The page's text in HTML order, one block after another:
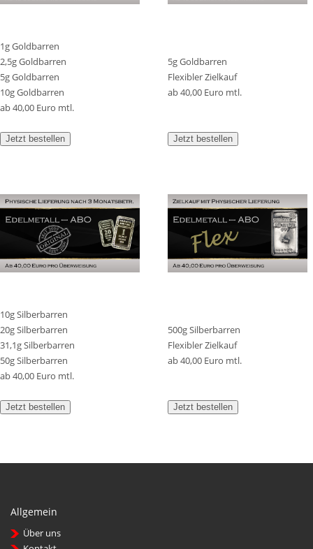
1g Goldbarren
2,5g Goldbarren
5g Goldbarren
10g Goldbarren
ab 40,00 Euro mtl.
5g Goldbarren
Flexibler Zielkauf
ab 40,00 Euro mtl.
Jetzt bestellen Jetzt bestellen
10g Silberbarren
20g Silberbarren
31,1g Silberbarren
50g Silberbarren
ab 40,00 Euro mtl.
500g Silberbarren
Flexibler Zielkauf
ab 40,00 Euro mtl.
Jetzt bestellen Jetzt bestellen
Allgemein
Über uns